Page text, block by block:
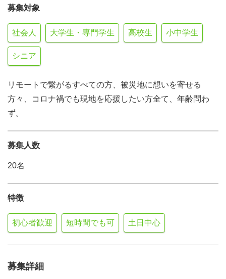
募集対象
社会人 大学生・専門学生 高校生 小中学生
シニア
リモートで繋がるすべての方、被災地に想いを寄せる
方々、コロナ禍でも現地を応援したい方全て、年齢問わ
ず。
募集人数
20名
特徴
初心者歓迎 短時間でも可 土日中心
募集詳細